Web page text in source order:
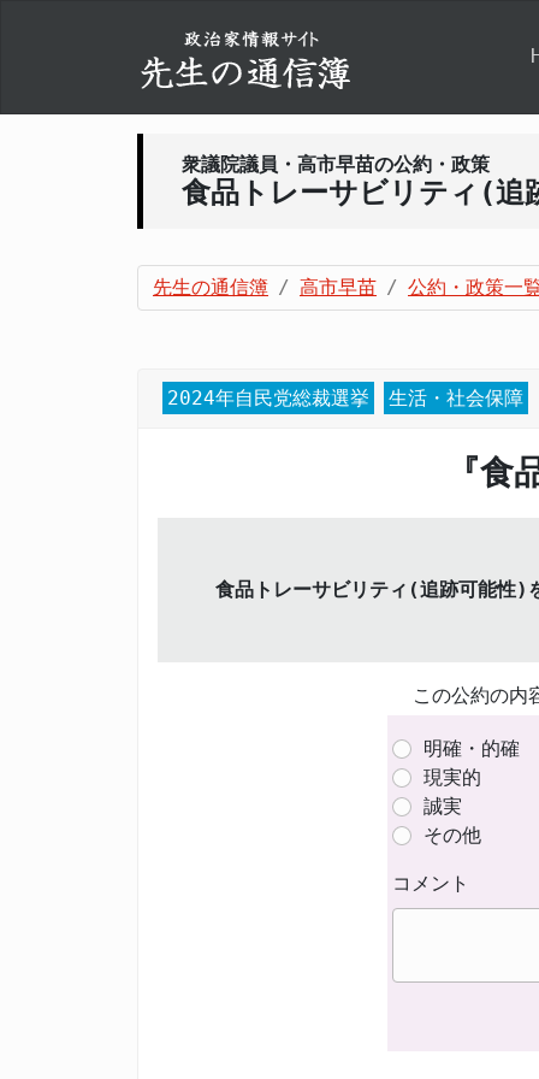
衆議院議員・高市早苗の公約・政策
食品トレーサビリティ(追
先生の通信簿 高市早苗 公約・政策一
2024年自民党総裁選挙 生活・社会保障
『
食品トレーサビリティ(追跡可能性)
この公約の内
明確・的確
現実的
誠実
その他
コメント